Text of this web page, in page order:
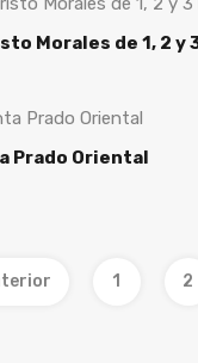
Morales de 1, 2 y
Prado Oriental
1 2